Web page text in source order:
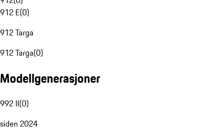
912 E(0)
912 Targa
912 Targa(0)
Modellgenerasjoner
992 II(0)
siden 2024